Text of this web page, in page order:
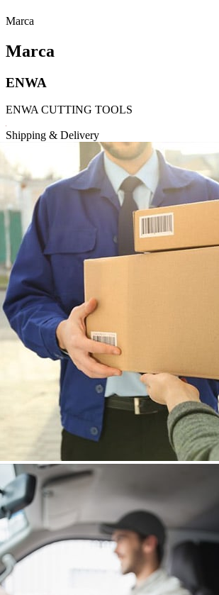
Marca
Marca
ENWA
ENWA CUTTING TOOLS
Shipping & Delivery